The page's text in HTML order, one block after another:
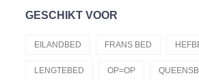
Materiaal
Enkele Bedden
Dekbedden
GESCHIKT VOOR
EILANDBED FRANS BED
LENGTEBED OP=OP